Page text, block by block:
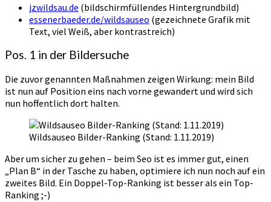
jzwildsau.de (bildschirmfüllendes Hintergrundbild)
essenerbaeder.de/wildsauseo (gezeichnete Grafik mit
Text, viel Weiß, aber kontrastreich)
Pos. 1 in der Bildersuche
Die zuvor genannten Maßnahmen zeigen Wirkung: mein Bild
ist nun auf Position eins nach vorne gewandert und wird sich
nun hoffentlich dort halten.
Wildsauseo Bilder-Ranking (Stand: 1.11.2019)
Aber um sicher zu gehen – beim Seo ist es immer gut, einen
„Plan B“ in der Tasche zu haben, optimiere ich nun noch auf ein
zweites Bild. Ein Doppel-Top-Ranking ist besser als ein Top-
Ranking ;-)